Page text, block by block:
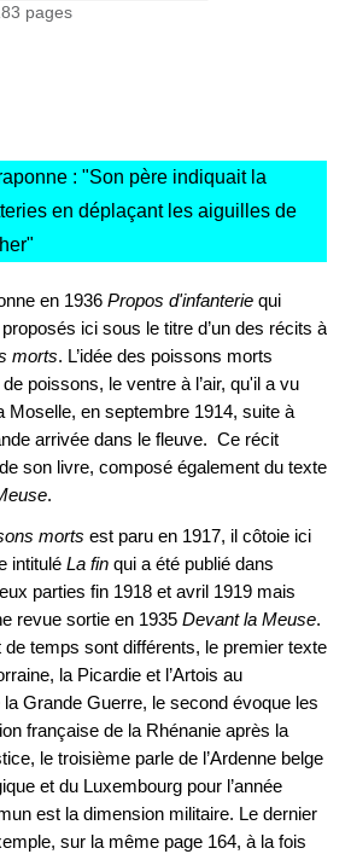
pages
: "Son père indiquait la
en déplaçant les aiguilles de
"
en 1936 Propos d'infanterie qui
ici sous le titre d’un des récits à
morts. L’idée des poissons morts
poissons, le ventre à l’air, qu'il a vu
Moselle, en septembre 1914, suite à
arrivée dans le fleuve. Ce récit
son livre, composé également du texte
.
morts est paru en 1917, il côtoie ici
intitulé La fin qui a été publié dans
parties fin 1918 et avril 1919 mais
revue sortie en 1935 Devant la Meuse.
de temps sont différents, le premier texte
la Picardie et l’Artois au
Grande Guerre, le second évoque les
française de la Rhénanie après la
le troisième parle de l’Ardenne belge
et du Luxembourg pour l’année
est la dimension militaire. Le dernier
sur la même page 164, à la fois